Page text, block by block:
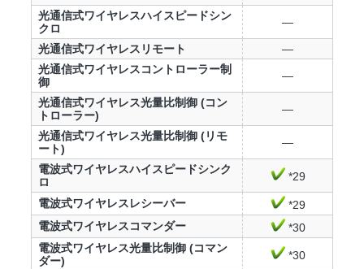
光通信式ワイヤレスハイスピードシン
クロ
—
光通信式ワイヤレスリモート
—
光通信式ワイヤレスコントローラー制
御
—
光通信式ワイヤレス光量比制御 (コン
トローラー)
—
光通信式ワイヤレス光量比制御 (リモ
ート)
—
電波式ワイヤレスハイスピードシンク
ロ
*29
電波式ワイヤレスレシーバー
*29
電波式ワイヤレスコマンダー
*30
電波式ワイヤレス光量比制御 (コマン
ダー)
*30